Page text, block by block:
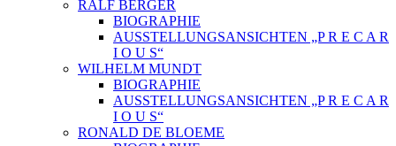
RALF BERGER
BIOGRAPHIE
AUSSTELLUNGSANSICHTEN „P R E C A R
I O U S“
WILHELM MUNDT
BIOGRAPHIE
AUSSTELLUNGSANSICHTEN „P R E C A R
I O U S“
RONALD DE BLOEME